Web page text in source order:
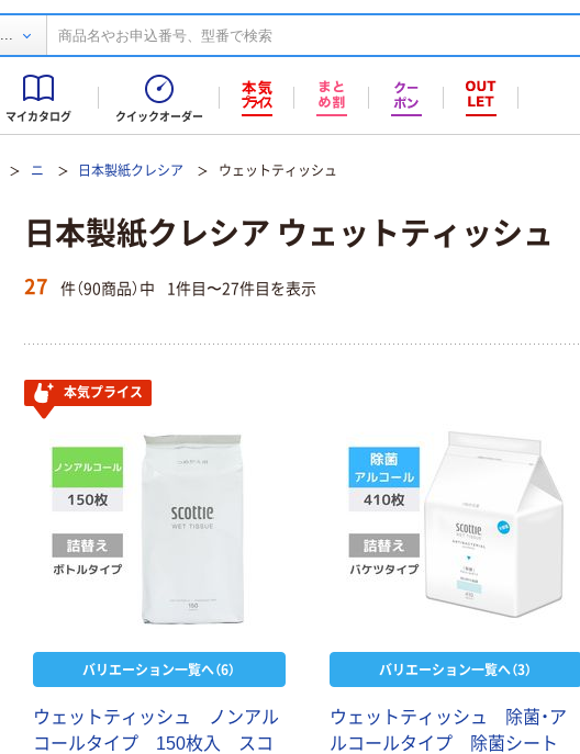
...
マイカタログ クイックオーダー
ニ 日本製紙クレシア ウェットティッシュ
日本製紙クレシア ウェットティッシュ
27 件（90商品）中 1件目〜27件目を表示
本気プライス
バリエーション一覧へ（6）
ウェットティッシュ ノンアル
コールタイプ 150枚入 スコ
バリエーション一覧へ（3）
ウェットティッシュ 除菌・ア
ルコールタイプ 除菌シート